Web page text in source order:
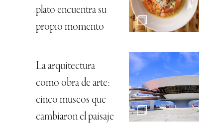
plato encuentra su
propio momento
La arquitectura
como obra de arte:
cinco museos que
cambiaron el paisaje